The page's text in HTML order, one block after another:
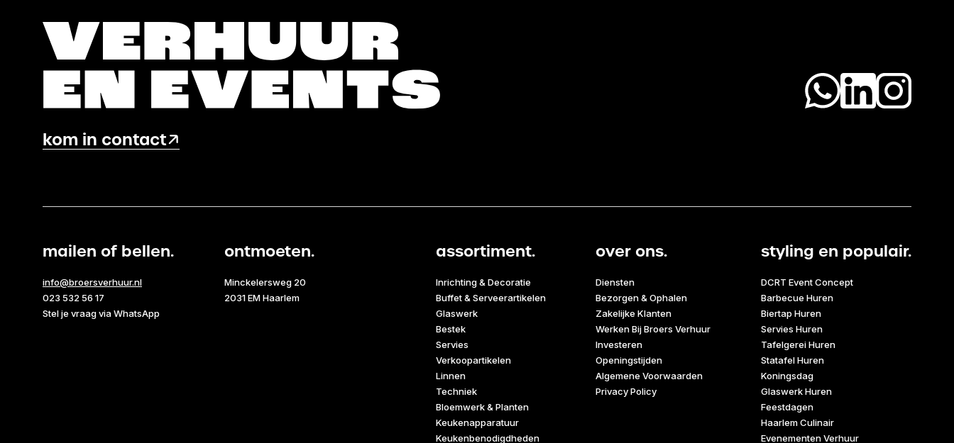
kom in contact
mailen of bellen.
info@broersverhuur.nl
023 532 56 17
Stel je vraag via WhatsApp
ontmoeten.
Minckelersweg 20
2031 EM Haarlem
assortiment.
Inrichting & Decoratie
Buffet & Serveerartikelen
Glaswerk
Bestek
Servies
Verkoopartikelen
Linnen
Techniek
Bloemwerk & Planten
Keukenapparatuur
Keukenbenodigdheden
over ons.
Diensten
Bezorgen & Ophalen
Zakelijke Klanten
Werken Bij Broers Verhuur
Investeren
Openingstijden
Algemene Voorwaarden
Privacy Policy
styling en populair.
DCRT Event Concept
Barbecue Huren
Biertap Huren
Servies Huren
Tafelgerei Huren
Statafel Huren
Koningsdag
Glaswerk Huren
Feestdagen
Haarlem Culinair
Evenementen Verhuur